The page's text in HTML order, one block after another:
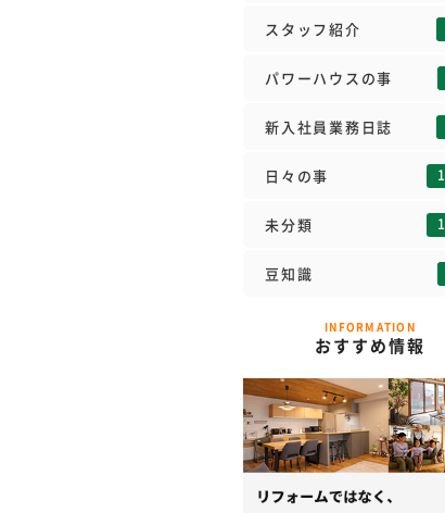
スタッフ紹介
パワーハウスの事
新入社員業務日誌
日々の事
未分類
豆知識
INFORMATION
おすすめ情報